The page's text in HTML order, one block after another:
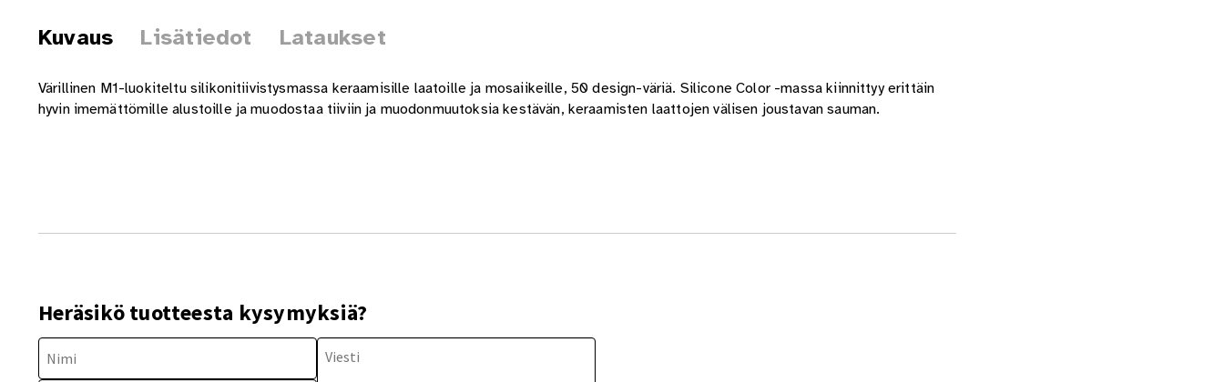
Kuvaus Lisätiedot Lataukset
Värillinen M1-luokiteltu silikonitiivistysmassa keraamisille laatoille ja mosaiikeille, 50 design-väriä. Silicone Color -massa kiinnittyy erittäin
hyvin imemättömille alustoille ja muodostaa tiiviin ja muodonmuutoksia kestävän, keraamisten laattojen välisen joustavan sauman.
Heräsikö tuotteesta kysymyksiä?